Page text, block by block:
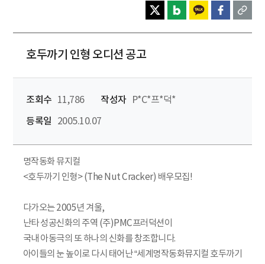
호두까기 인형 오디션 공고
조회수 11,786 작성자
P*C*프*덕*
등록일
2005.10.07
명작동화 뮤지컬
<호두까기 인형> (The Nut Cracker) 배우모집!
다가오는 2005년 겨울,
난타 성공신화의 주역 (주)PMC프러덕션이
국내 아동극의 또 하나의 신화를 창조합니다.
아이들의 눈 높이로 다시 태어난 “세계명작동화뮤지컬 호두까기